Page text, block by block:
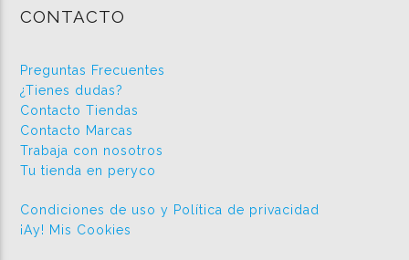
CONTACTO
Preguntas Frecuentes
¿Tienes dudas?
Contacto Tiendas
Contacto Marcas
Trabaja con nosotros
Tu tienda en peryco
Condiciones de uso y Política de privacidad
¡Ay! Mis Cookies